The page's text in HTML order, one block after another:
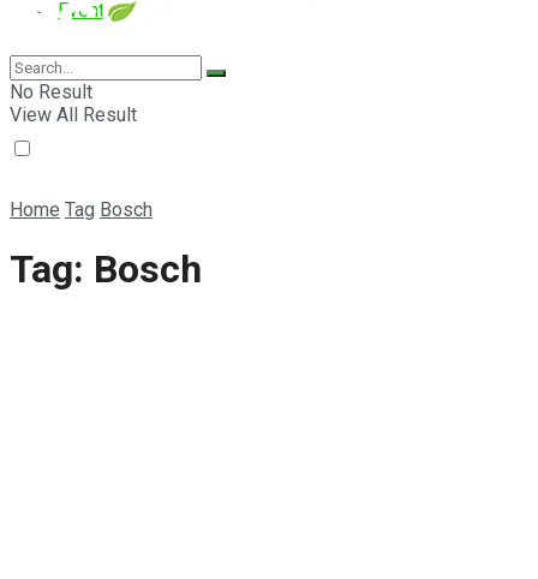
Event
E-Magazine
No Result
View All Result
Home Tag Bosch
Tag: Bosch